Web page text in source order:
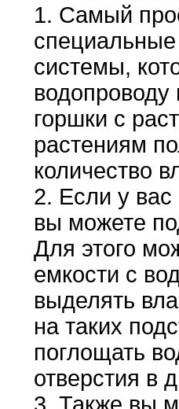
Самый
системы,
водопроводу
горшки с
растениям
количество
Если у вас
вы можете
Для этого
емкости с
выделять
на таких
поглощать
отверстия в